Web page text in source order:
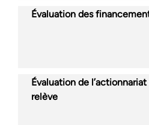
Évaluation des
Évaluation de
relève